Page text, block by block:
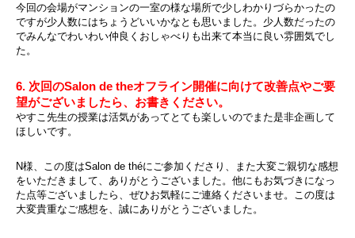
今回の会場がマンションの一室の様な場所で少しわかりづらかったの
ですが少人数にはちょうどいいかなとも思いました。少人数だったの
でみんなでわいわい仲良くおしゃべりも出来て本当に良い雰囲気でし
た。
6. 次回のSalon de theオフライン開催に向けて改善点やご要
望がございましたら、お書きください。
やすこ先生の授業は活気があってとても楽しいのでまた是非企画して
ほしいです。
N様、この度はSalon de théにご参加くださり、また大変ご親切な感想
をいただきまして、ありがとうございました。他にもお気づきになっ
た点等ございましたら、ぜひお気軽にご連絡くださいませ。この度は
大変貴重なご感想を、誠にありがとうございました。